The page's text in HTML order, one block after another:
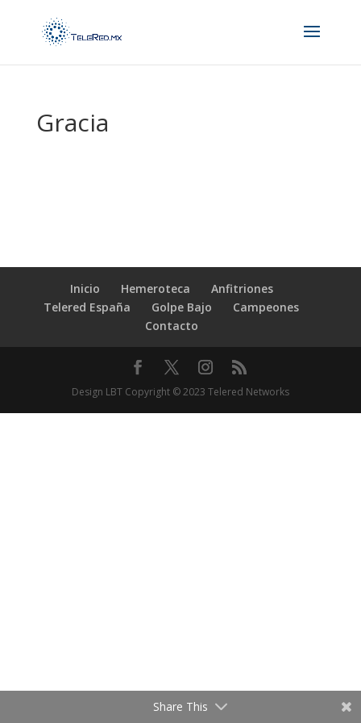
Gracia
Inicio Hemeroteca
Anfitriones
Telered España
Golpe Bajo
Campeones
Contacto
Design LBT Copyright © 2023 Telered Networks
Share This